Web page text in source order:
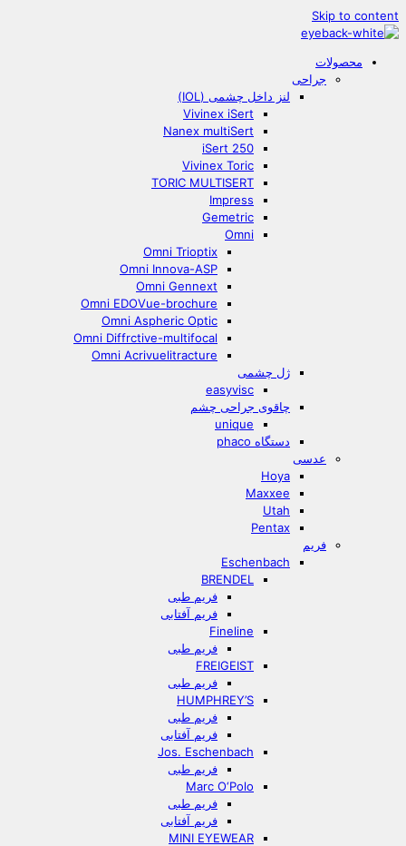
Skip to content
محصولات
جراحی
لنز داخل چشمی (IOL)
Vivinex iSert
Nanex multiSert
iSert 250
Vivinex Toric
TORIC MULTISERT
Impress
Gemetric
Omni
Omni Trioptix
Omni Innova-ASP
Omni Gennext
Omni EDOVue-brochure
Omni Aspheric Optic
Omni Diffrctive-multifocal
Omni Acrivuelitracture
ژل چشمی
easyvisc
چاقوی جراحی چشم
unique
دستگاه phaco
عدسی
Hoya
Maxxee
Utah
Pentax
فریم
Eschenbach
BRENDEL
فریم طبی
فریم آفتابی
Fineline
فریم طبی
FREIGEIST
فریم طبی
HUMPHREY’S
فریم طبی
فریم آفتابی
Jos. Eschenbach
فریم طبی
Marc O‘Polo
فریم طبی
فریم آفتابی
MINI EYEWEAR